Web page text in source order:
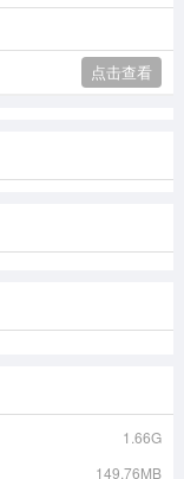
点击查看
1.66G
149.76MB